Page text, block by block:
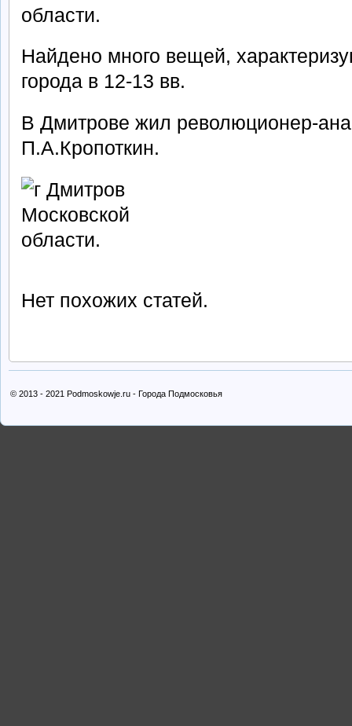
Найдено много вещей,
города в 12-13 вв.
В Дмитрове жил революционер-
П.А.Кропоткин.
Нет похожих статей.
© 2013 - 2021 Podmoskowje.ru - Города Подмосковья